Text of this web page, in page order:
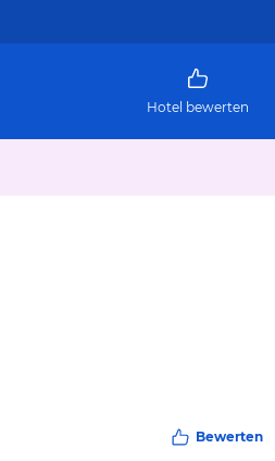
Hotel bewerten
Bewerten